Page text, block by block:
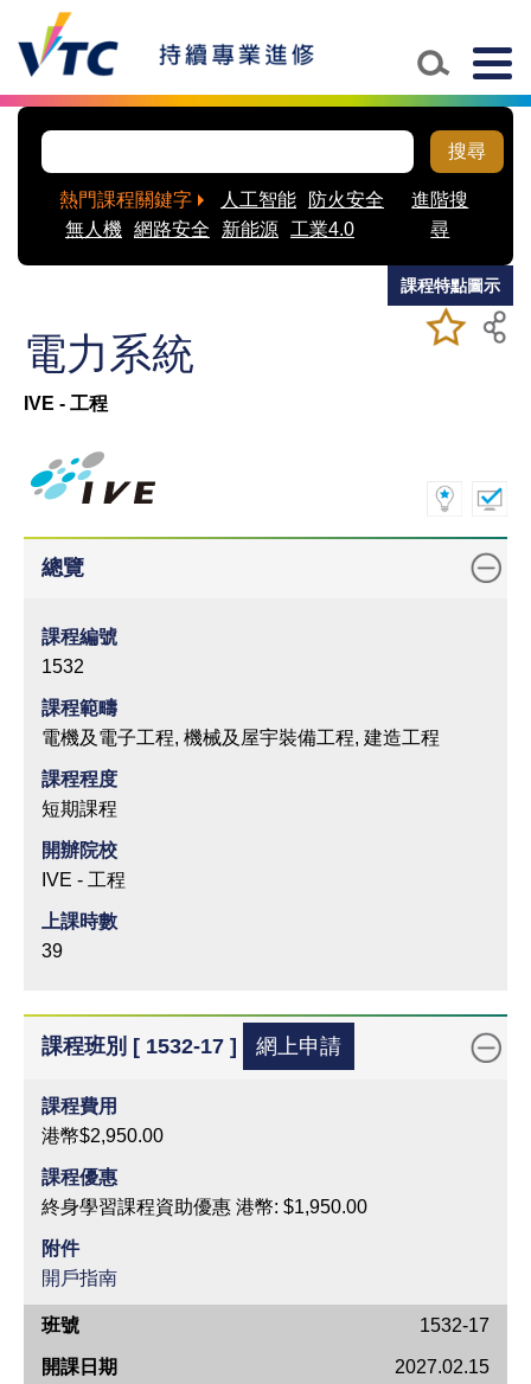
Skip to main content
搜尋
熱門課程關鍵字 人工智能
防火安全
無人機 網路安全 新能源 工業4.0
進階搜
尋
加入/移除
我喜愛的
儲存課程
電力系統
IVE - 工程
總覽
課程編號
1532
課程範疇
電機及電子工程, 機械及屋宇裝備工程, 建造工程
課程程度
短期課程
開辦院校
IVE - 工程
上課時數
39
課程班別 [ 1532-17 ] 網上申請
課程費用
港幣$2,950.00
課程優惠
終身學習課程資助優惠 港幣: $1,950.00
附件
開戶指南
班
號
1532-17
2027.02.15
課程特點圖示